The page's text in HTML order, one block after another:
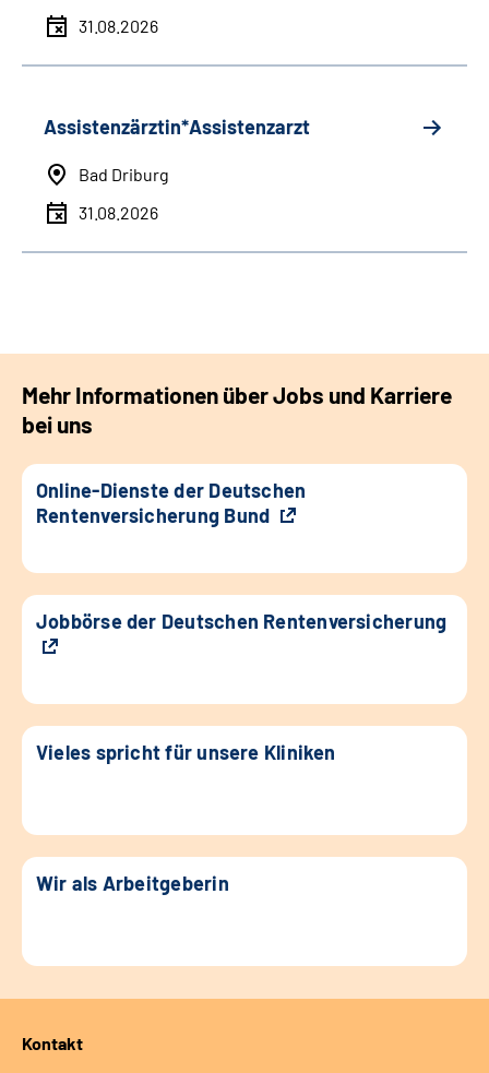
31.08.2026
Assistenzärztin*Assistenzarzt
Bad Driburg
31.08.2026
Mehr Informationen über Jobs und Karriere
bei uns
Online-Dienste der Deutschen
Rentenversicherung Bund
Jobbörse der Deutschen Rentenversicherung
Vieles spricht für unsere Kliniken
Wir als Arbeitgeberin
Kontakt